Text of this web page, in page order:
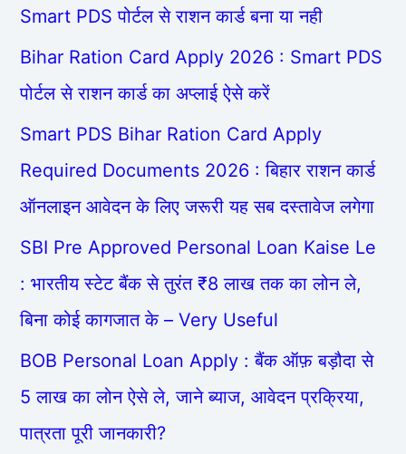
Smart PDS पोर्टल से राशन कार्ड बना या नही
Bihar Ration Card Apply 2026 : Smart PDS
पोर्टल से राशन कार्ड का अप्लाई ऐसे करें
Smart PDS Bihar Ration Card Apply
Required Documents 2026 : बिहार राशन कार्ड
ऑनलाइन आवेदन के लिए जरूरी यह सब दस्तावेज लगेगा
SBI Pre Approved Personal Loan Kaise Le
: भारतीय स्टेट बैंक से तुरंत ₹8 लाख तक का लोन ले,
बिना कोई कागजात के – Very Useful
BOB Personal Loan Apply : बैंक ऑफ़ बड़ौदा से
5 लाख का लोन ऐसे ले, जाने ब्याज, आवेदन प्रक्रिया,
पात्रता पूरी जानकारी?